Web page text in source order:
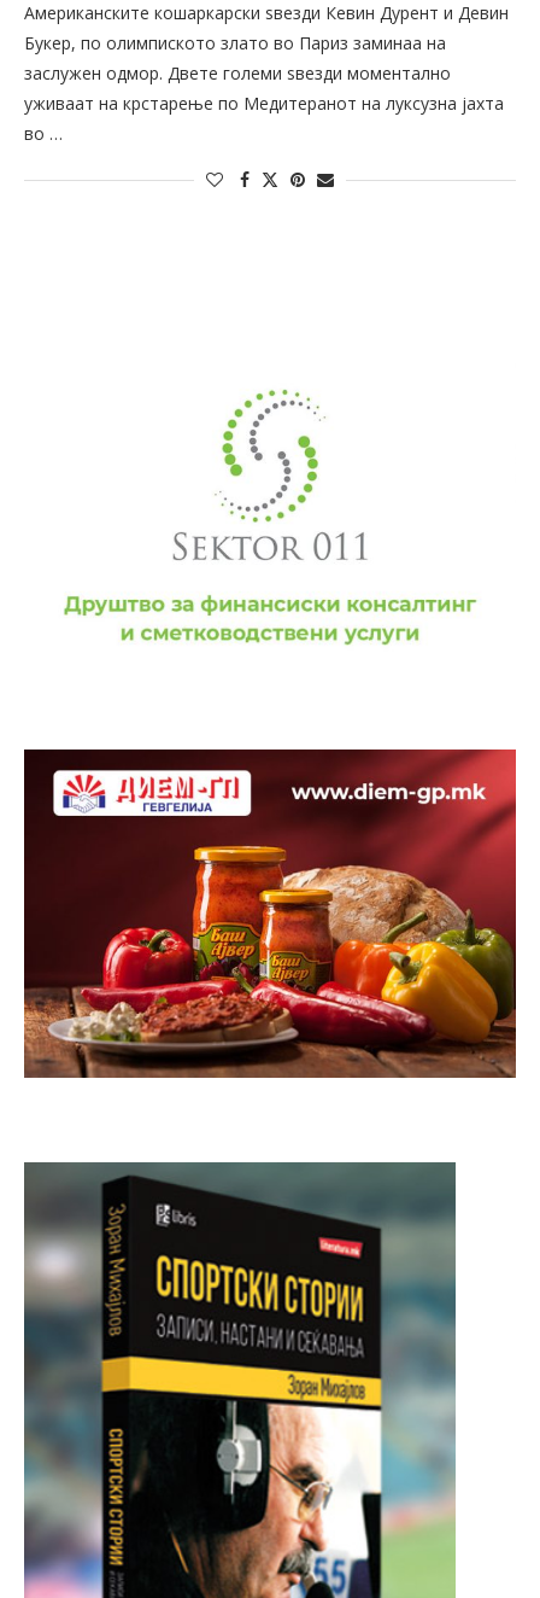
Американските кошаркарски ѕвезди Кевин Дурент и Девин
Букер, по олимпиското злато во Париз заминаа на
заслужен одмор. Двете големи ѕвезди моментално
уживаат на крстарење по Медитеранот на луксузна јахта
во …